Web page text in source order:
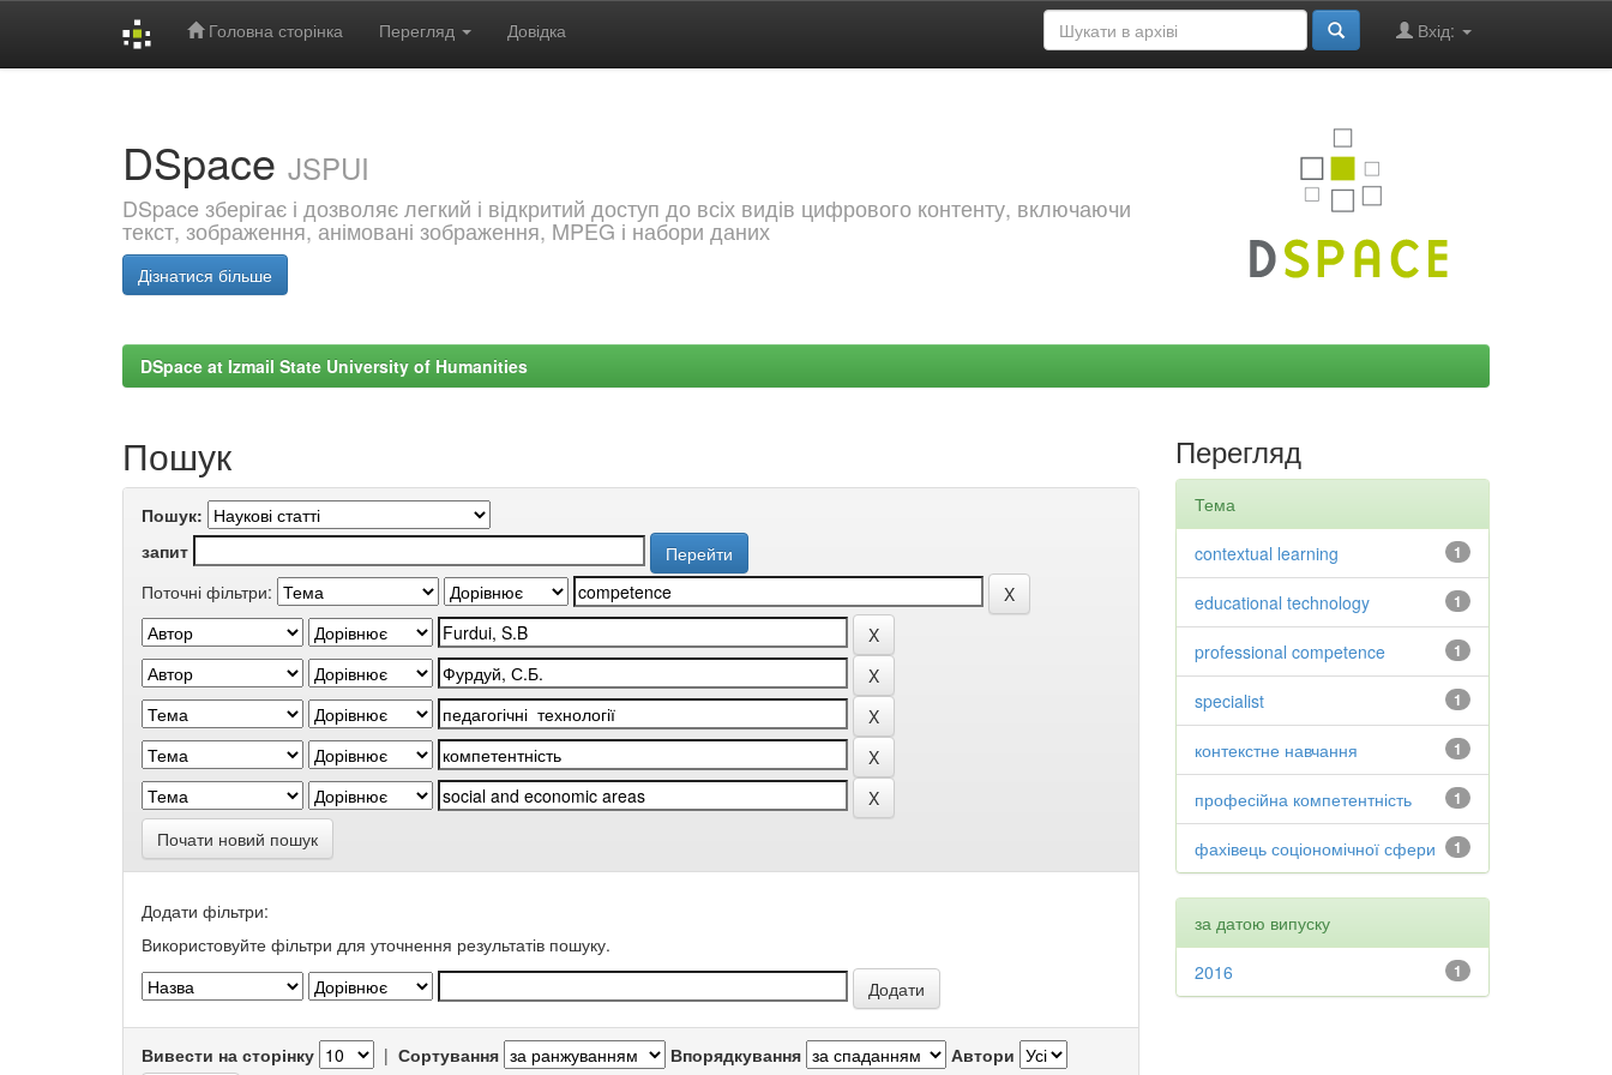
Головна сторінка Перегляд Довідка Вхід:
DSpace JSPUI
DSpace зберігає і дозволяє легкий і відкритий доступ до всіх видів цифрового контенту, включаючи
текст, зображення, анімовані зображення, MPEG і набори даних
Дізнатися більше
DSpace at Izmail State University of Humanities
Пошук
Пошук:
запит
Поточні фільтри:
Почати новий пошук
Додати фільтри:
Використовуйте фільтри для уточнення результатів пошуку.
Вивести на сторінку | Сортування Впорядкування Автори
Перегляд
Тема
1
contextual learning
1
educational technology
1
professional competence
1
specialist
1
контекстне навчання
1
професійна компетентність
1
фахівець соціономічної сфери
за датою випуску
1
2016